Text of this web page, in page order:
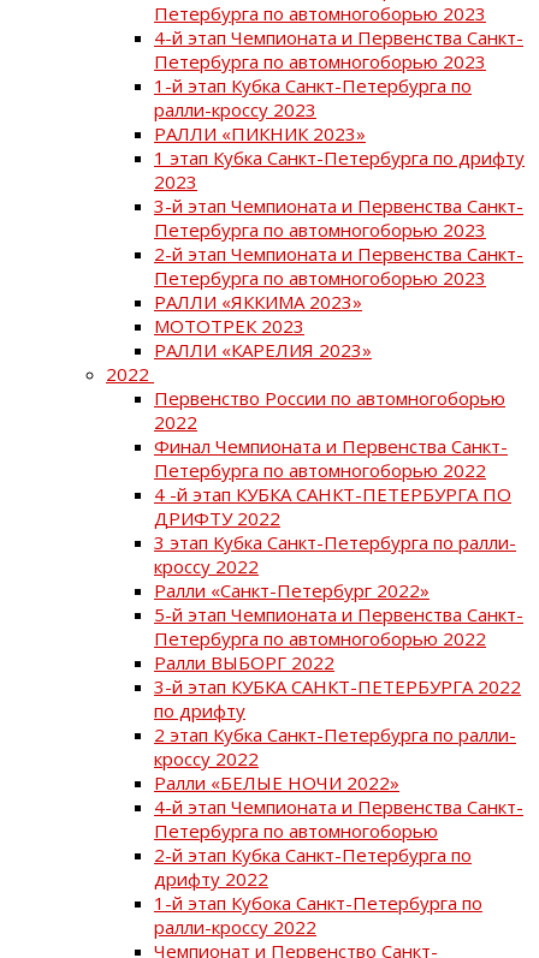
Петербурга по автомногоборью 2023
4-й этап Чемпионата и Первенства Санкт-
Петербурга по автомногоборью 2023
1-й этап Кубка Санкт-Петербурга по
ралли-кроссу 2023
РАЛЛИ «ПИКНИК 2023»
1 этап Кубка Санкт-Петербурга по дрифту
2023
3-й этап Чемпионата и Первенства Санкт-
Петербурга по автомногоборью 2023
2-й этап Чемпионата и Первенства Санкт-
Петербурга по автомногоборью 2023
РАЛЛИ «ЯККИМА 2023»
МОТОТРЕК 2023
РАЛЛИ «КАРЕЛИЯ 2023»
2022
Первенство России по автомногоборью
2022
Финал Чемпионата и Первенства Санкт-
Петербурга по автомногоборью 2022
4 -й этап КУБКА САНКТ-ПЕТЕРБУРГА ПО
ДРИФТУ 2022
3 этап Кубка Санкт-Петербурга по ралли-
кроссу 2022
Ралли «Санкт-Петербург 2022»
5-й этап Чемпионата и Первенства Санкт-
Петербурга по автомногоборью 2022
Ралли ВЫБОРГ 2022
3-й этап КУБКА САНКТ-ПЕТЕРБУРГА 2022
по дрифту
2 этап Кубка Санкт-Петербурга по ралли-
кроссу 2022
Ралли «БЕЛЫЕ НОЧИ 2022»
4-й этап Чемпионата и Первенства Санкт-
Петербурга по автомногоборью
2-й этап Кубка Санкт-Петербурга по
дрифту 2022
1-й этап Кубока Санкт-Петербурга по
ралли-кроссу 2022
Чемпионат и Первенство Санкт-